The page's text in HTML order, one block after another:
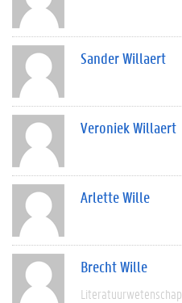
Sander Willaert
Veroniek Willaert
Arlette Wille
Brecht Wille
Literatuurwetenschap